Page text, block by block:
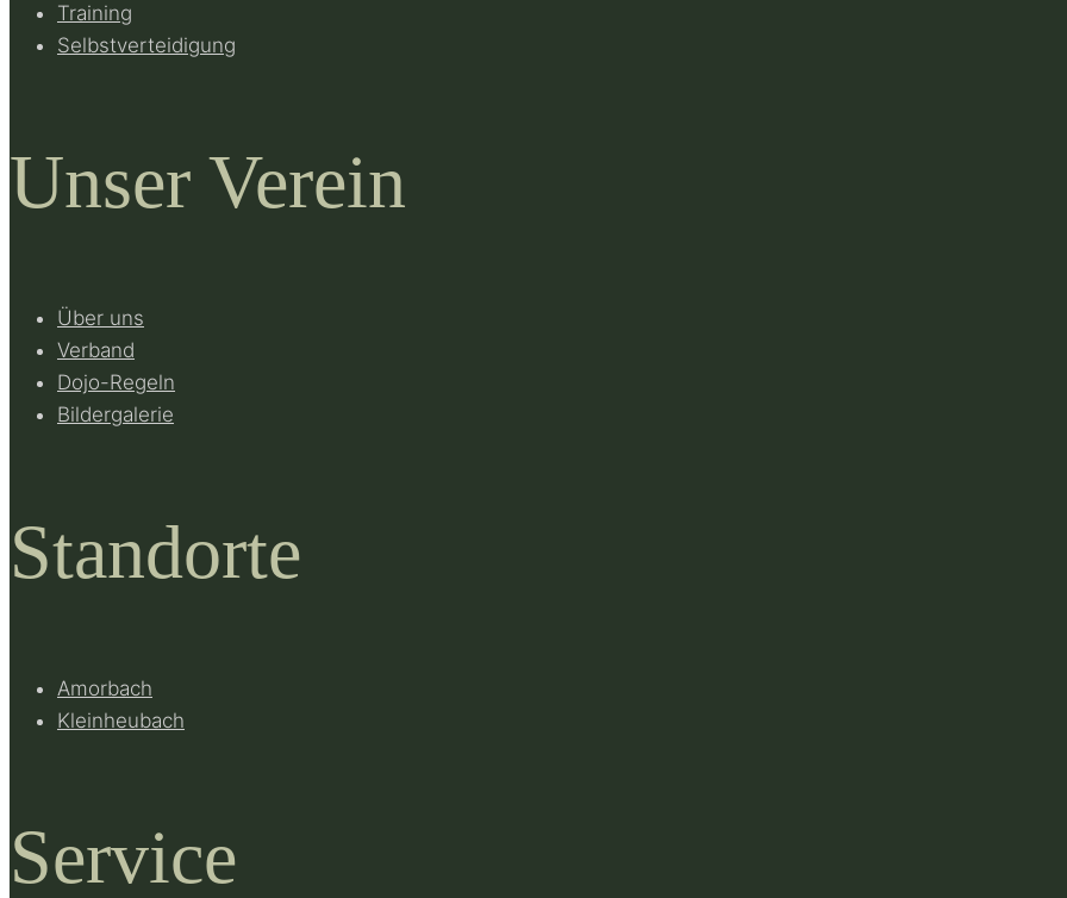
Training
Selbstverteidigung
Unser Verein
Über uns
Verband
Dojo-Regeln
Bildergalerie
Standorte
Amorbach
Kleinheubach
Service